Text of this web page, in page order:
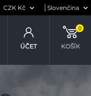
ÚČET KOŠÍK
0